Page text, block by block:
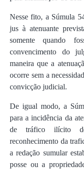
Nesse fito, a Súmula
jus à atenuante
somente quando
convencimento do
maneira que a
ocorre sem a
convicção judicial.
De igual modo, a
para a incidência da
de tráfico ilícito de
reconhecimento da
a redação sumular
posse ou a